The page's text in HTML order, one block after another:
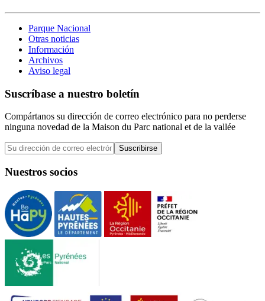
Parque Nacional
Otras noticias
Información
Archivos
Aviso legal
Suscríbase a nuestro boletín
Compártanos su dirección de correo electrónico para no perderse
ninguna novedad de la Maison du Parc national et de la vallée
Suscribirse
Nuestros socios